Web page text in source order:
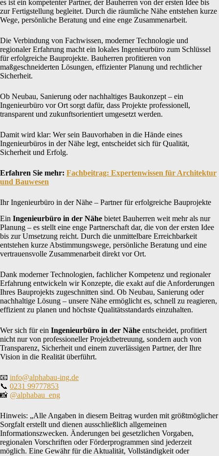
es ist ein kompetenter Partner, der Bauherren von der ersten Idee bis
zur Fertigstellung begleitet. Durch die räumliche Nähe entstehen kurze
Wege, persönliche Beratung und eine enge Zusammenarbeit.
Die Verbindung von Fachwissen, moderner Technologie und
regionaler Erfahrung macht ein lokales Ingenieurbüro zum Schlüssel
für erfolgreiche Bauprojekte. Bauherren profitieren von
maßgeschneiderten Lösungen, effizienter Planung und rechtlicher
Sicherheit.
Ob Neubau, Sanierung oder nachhaltiges Baukonzept – ein
Ingenieurbüro vor Ort sorgt dafür, dass Projekte professionell,
transparent und zukunftsorientiert umgesetzt werden.
Damit wird klar: Wer sein Bauvorhaben in die Hände eines
Ingenieurbüros in der Nähe legt, entscheidet sich für Qualität,
Sicherheit und Erfolg.
Erfahren Sie mehr: Fachbeitrag: Expertenwissen für Architektur
und Bauwesen
Ihr Ingenieurbüro in der Nähe – Partner für erfolgreiche Bauprojekte
Ein Ingenieurbüro in der Nähe bietet Bauherren weit mehr als nur
Planung – es stellt eine enge Partnerschaft dar, die von der ersten Idee
bis zur Umsetzung reicht. Durch die unmittelbare Erreichbarkeit
entstehen kurze Abstimmungswege, persönliche Beratung und eine
vertrauensvolle Zusammenarbeit direkt vor Ort.
Dank moderner Technologien, fachlicher Kompetenz und regionaler
Erfahrung entwickeln wir Konzepte, die exakt auf die Anforderungen
Ihres Bauprojekts zugeschnitten sind. Ob Neubau, Sanierung oder
nachhaltige Lösung – unsere Nähe ermöglicht es, schnell zu reagieren,
effizient zu planen und höchste Qualitätsstandards einzuhalten.
Wer sich für ein Ingenieurbüro in der Nähe entscheidet, profitiert
nicht nur von professioneller Projektbetreuung, sondern auch von
Transparenz, Sicherheit und einem zuverlässigen Partner, der Ihre
Vision in die Realität überführt.
📧 info@alphabau-ing.de
📞 0231 99777853
📸 @alphabau_eng
Hinweis: „Alle Angaben in diesem Beitrag wurden mit größtmöglicher
Sorgfalt erstellt und dienen ausschließlich allgemeinen
Informationszwecken. Änderungen bei gesetzlichen Vorgaben,
regionalen Vorschriften oder Förderprogrammen sind jederzeit
möglich. Eine Gewähr für die Aktualität, Vollständigkeit oder